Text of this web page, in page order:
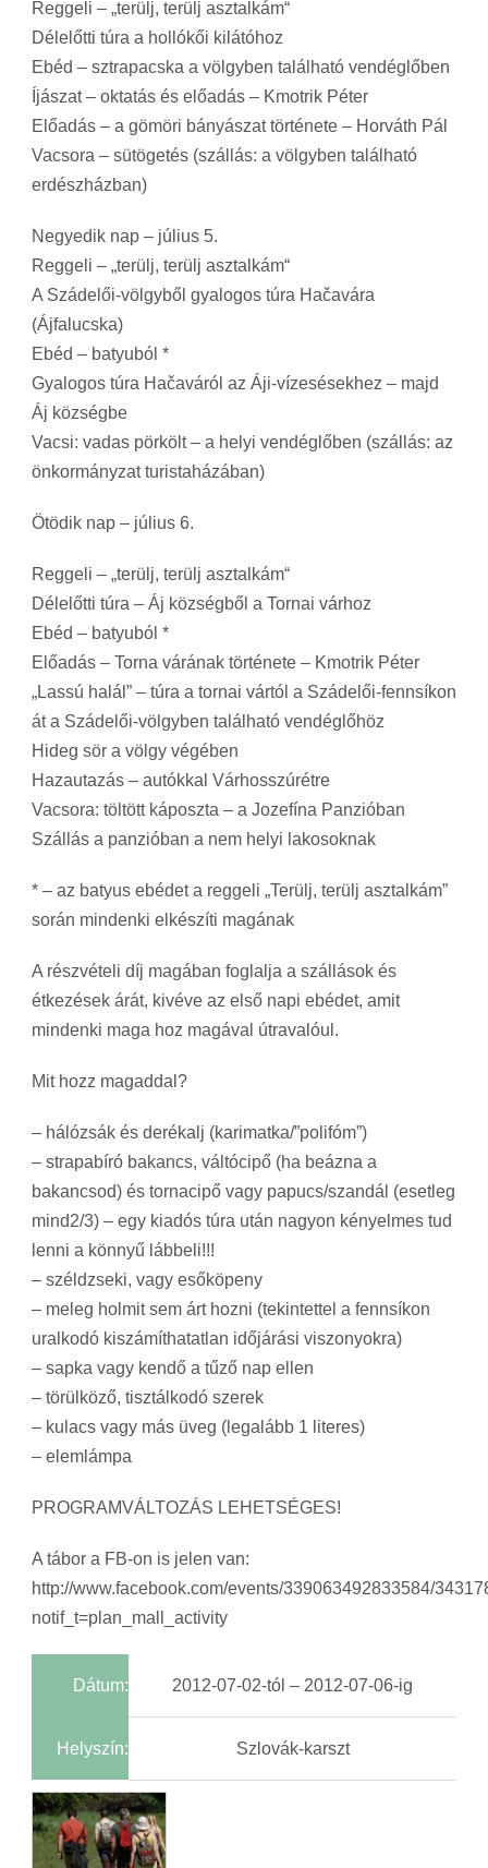
Reggeli – „terülj, terülj asztalkám“
Délelőtti túra a hollókői kilátóhoz
Ebéd – sztrapacska a völgyben található vendéglőben
Íjászat – oktatás és előadás – Kmotrik Péter
Előadás – a gömöri bányászat története – Horváth Pál
Vacsora – sütögetés (szállás: a völgyben található
erdészházban)
Negyedik nap – július 5.
Reggeli – „terülj, terülj asztalkám“
A Szádelői-völgyből gyalogos túra Hačavára
(Ájfalucska)
Ebéd – batyuból *
Gyalogos túra Hačaváról az Áji-vízesésekhez – majd
Áj községbe
Vacsi: vadas pörkölt – a helyi vendéglőben (szállás: az
önkormányzat turistaházában)
Ötödik nap – július 6.
Reggeli – „terülj, terülj asztalkám“
Délelőtti túra – Áj községből a Tornai várhoz
Ebéd – batyuból *
Előadás – Torna várának története – Kmotrik Péter
„Lassú halál” – túra a tornai vártól a Szádelői-fennsíkon
át a Szádelői-völgyben található vendéglőhöz
Hideg sör a völgy végében
Hazautazás – autókkal Várhosszúrétre
Vacsora: töltött káposzta – a Jozefína Panzióban
Szállás a panzióban a nem helyi lakosoknak
* – az batyus ebédet a reggeli „Terülj, terülj asztalkám”
során mindenki elkészíti magának
A részvételi díj magában foglalja a szállások és
étkezések árát, kivéve az első napi ebédet, amit
mindenki maga hoz magával útravalóul.
Mit hozz magaddal?
– hálózsák és derékalj (karimatka/”polifóm”)
– strapabíró bakancs, váltócipő (ha beázna a
bakancsod) és tornacipő vagy papucs/szandál (esetleg
mind2/3) – egy kiadós túra után nagyon kényelmes tud
lenni a könnyű lábbeli!!!
– széldzseki, vagy esőköpeny
– meleg holmit sem árt hozni (tekintettel a fennsíkon
uralkodó kiszámíthatatlan időjárási viszonyokra)
– sapka vagy kendő a tűző nap ellen
– törülköző, tisztálkodó szerek
– kulacs vagy más üveg (legalább 1 literes)
– elemlámpa
PROGRAMVÁLTOZÁS LEHETSÉGES!
A tábor a FB-on is jelen van:
http://www.facebook.com/events/339063492833584/
notif_t=plan_mall_activity
Dátum: 2012-07-02-tól – 2012-07-06-ig
Helyszín: Szlovák-karszt